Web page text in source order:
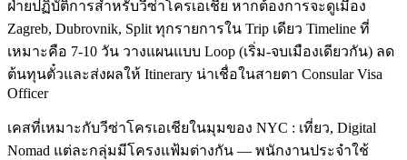
ฝ่ายปฏิบัติการสำหรับวีซ่าโครเอเชีย หากต้องการจะดูเมือง
Zagreb, Dubrovnik, Split ทุกรายการใน Trip เดียว Timeline ที่
เหมาะคือ 7-10 วัน วางแผนแบบ Loop (เริ่ม-จบเมืองเดียวกัน) ลด
ต้นทุนตั๋วและส่งผลให้ Itinerary น่าเชื่อในสายตา Consular Visa
Officer
เคสที่เหมาะกับวีซ่าโครเอเชียในมุมของ NYC : เที่ยว, Digital
Nomad แต่ละกลุ่มมีโครงแฟ้มต่างกัน — พนักงานประจำใช้